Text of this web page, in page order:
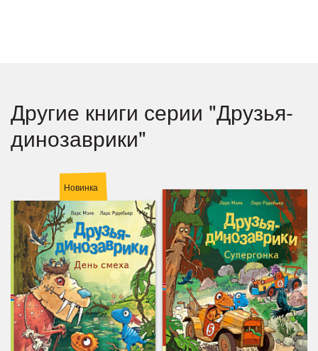
Другие книги серии "Друзья-
динозаврики"
Новинка